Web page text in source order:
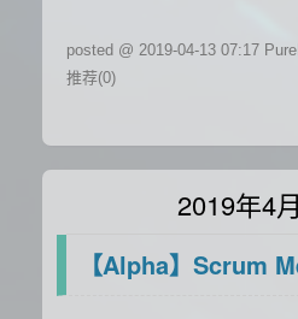
posted @ 2019-04-13 07:17
推荐(0)
2019年4
【Alpha】Scrum